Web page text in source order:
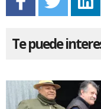
Te puede